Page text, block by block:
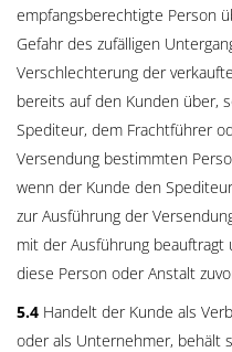
empfangsberechtigte Person
Gefahr des zufälligen
Verschlechterung der
bereits auf den Kunden über,
Spediteur, dem Frachtführer
Versendung bestimmten
wenn der Kunde den
zur Ausführung der
mit der Ausführung
diese Person oder Anstalt
5.4 Handelt der Kunde als
oder als Unternehmer, behält